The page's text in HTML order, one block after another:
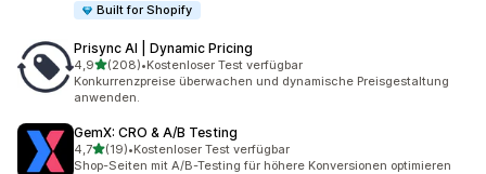
Built for Shopify
Prisync AI | Dynamic Pricing
4,9von 5 Sternen
(208)
208 Rezensionen insgesamt
•Kostenloser Test verfügbar
Konkurrenzpreise überwachen und dynamische Preisgestaltung
anwenden.
GemX: CRO & A/B Testing
4,7von 5 Sternen
(19)
19 Rezensionen insgesamt
•Kostenloser Test verfügbar
Shop-Seiten mit A/B-Testing für höhere Konversionen optimieren